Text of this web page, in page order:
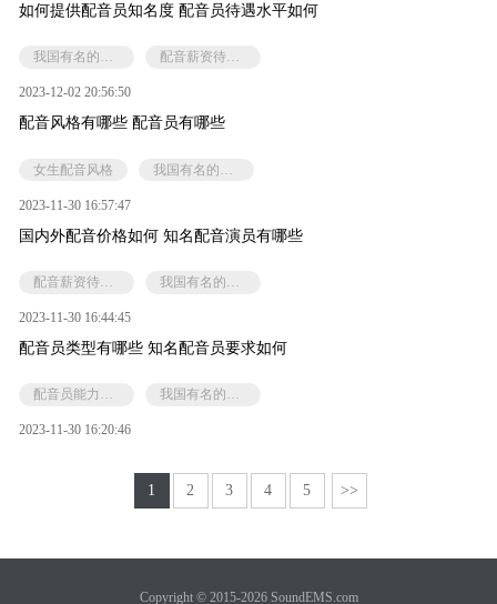
如何提供配音员知名度 配音员待遇水平如何
我国有名的配音员有哪些 配音薪资待遇如何
2023-12-02 20:56:50
配音风格有哪些 配音员有哪些
女生配音风格
2023-11-30 16:57:47
国内外配音价格如何 知名配音演员有哪些
配音薪资待遇如何 我国有名的配音员有哪些
2023-11-30 16:44:45
配音员类型有哪些 知名配音员要求如何
配音员能力特点 我国有名的配音员有哪些
2023-11-30 16:20:46
1 2 3 4 5 >>
Copyright © 2015-2026 SoundEMS.com